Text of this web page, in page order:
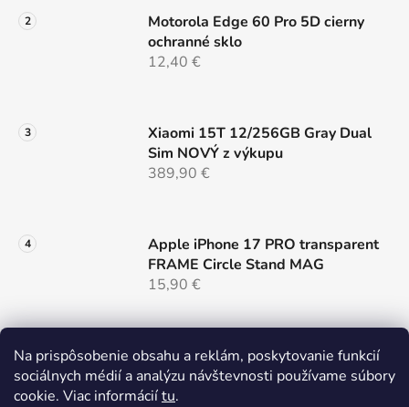
Na prispôsobenie obsahu a reklám, poskytovanie funkcií
sociálnych médií a analýzu návštevnosti používame súbory
cookie. Viac informáciítu.
p
i
s
Motorola Edge 60 Pro 5D cierny
ochranné sklo
12,40 €
Xiaomi 15T 12/256GB Gray Dual
Sim NOVÝ z výkupu
389,90 €
Apple iPhone 17 PRO transparent
FRAME Circle Stand MAG
15,90 €
Samsung S26 cierny MAG COVER
LENS
14,90 €